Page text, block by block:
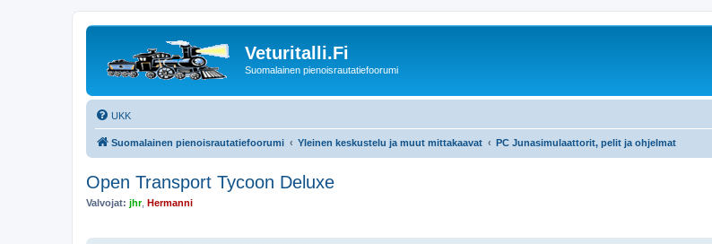
Veturitalli.Fi
Suomalainen pienoisrautatiefoorumi
UKK
Suomalainen pienoisrautatiefoorumi Yleinen keskustelu ja muut mittakaavat PC Junasimulaattorit, pelit ja ohjelmat
Open Transport Tycoon Deluxe
Valvojat: jhr, Hermanni